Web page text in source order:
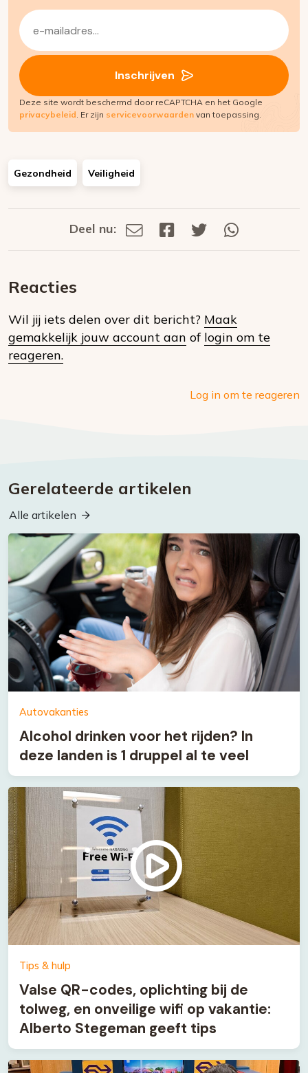
E-
mailadres
(Vereist)
Inschrijven
Deze site wordt beschermd door reCAPTCHA en het Google
privacybeleid. Er zijn servicevoorwaarden van toepassing.
Gezondheid Veiligheid
Deel
social
Deel nu:
Deel
Deel
Deel
Reacties
Wil jij iets delen over dit bericht? Maak
gemakkelijk jouw account aan of login om te
reageren.
Log in om te reageren
Gerelateerde artikelen
Alle artikelen
Autovakanties
Alcohol drinken voor het rijden? In
deze landen is 1 druppel al te veel
Tips & hulp
Valse QR-codes, oplichting bij de
tolweg, en onveilige wifi op vakantie:
Alberto Stegeman geeft tips